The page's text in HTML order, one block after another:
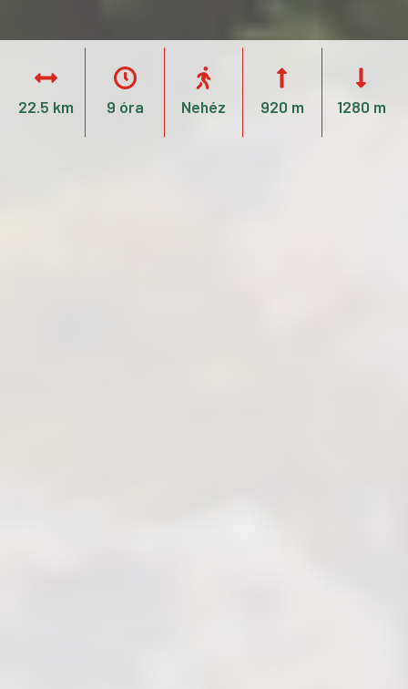
22.5 km 9 óra Nehéz 920 m 1280 m